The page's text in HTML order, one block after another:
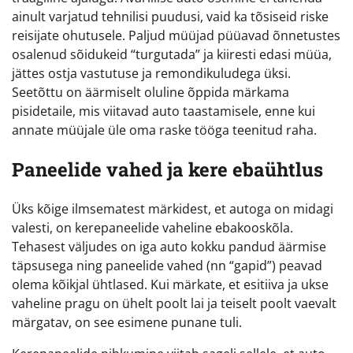
ainult varjatud tehnilisi puudusi, vaid ka tõsiseid riske
reisijate ohutusele. Paljud müüjad püüavad õnnetustes
osalenud sõidukeid “turgutada” ja kiiresti edasi müüa,
jättes ostja vastutuse ja remondikuludega üksi.
Seetõttu on äärmiselt oluline õppida märkama
pisidetaile, mis viitavad auto taastamisele, enne kui
annate müüjale üle oma raske tööga teenitud raha.
Paneelide vahed ja kere ebaühtlus
Üks kõige ilmsematest märkidest, et autoga on midagi
valesti, on kerepaneelide vaheline ebakooskõla.
Tehasest väljudes on iga auto kokku pandud äärmise
täpsusega ning paneelide vahed (nn “gapid”) peavad
olema kõikjal ühtlased. Kui märkate, et esitiiva ja ukse
vaheline pragu on ühelt poolt lai ja teiselt poolt vaevalt
märgatav, on see esimene punane tuli.